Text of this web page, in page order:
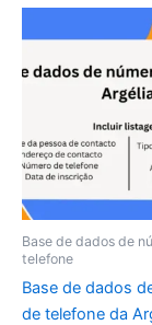
Base de dados de
telefone
Base de dados
de telefone da